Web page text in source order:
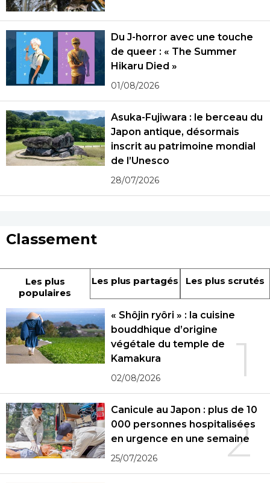
Du J-horror avec une touche
de queer : « The Summer
Hikaru Died »
01/08/2026
Asuka-Fujiwara : le berceau du
Japon antique, désormais
inscrit au patrimoine mondial
de l’Unesco
28/07/2026
Classement
Les plus
populaires
Les plus partagés Les plus scrutés
1
« Shôjin ryôri » : la cuisine
bouddhique d’origine
végétale du temple de
Kamakura
02/08/2026
2
Canicule au Japon : plus de 10
000 personnes hospitalisées
en urgence en une semaine
25/07/2026